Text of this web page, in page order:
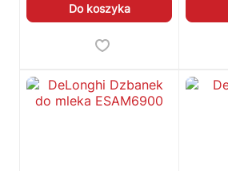
Do koszyka